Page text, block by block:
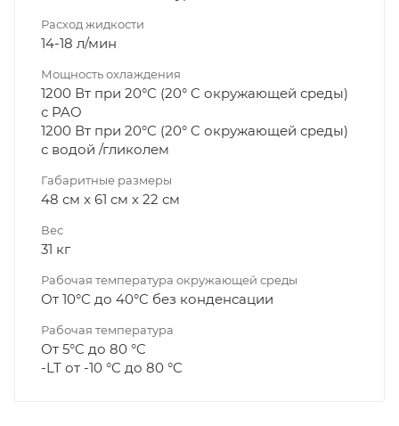
Расход жидкости
14-18 л/мин
Мощность охлаждения
1200 Вт при 20°C (20° C окружающей среды)
с PAO
1200 Вт при 20°C (20° C окружающей среды)
с водой /гликолем
Габаритные размеры
48 см x 61 см x 22 см
Вес
31 кг
Рабочая температура окружающей среды
От 10°C до 40°C без конденсации
Рабочая температура
От 5°C до 80 °C
-LT от -10 °C до 80 °C